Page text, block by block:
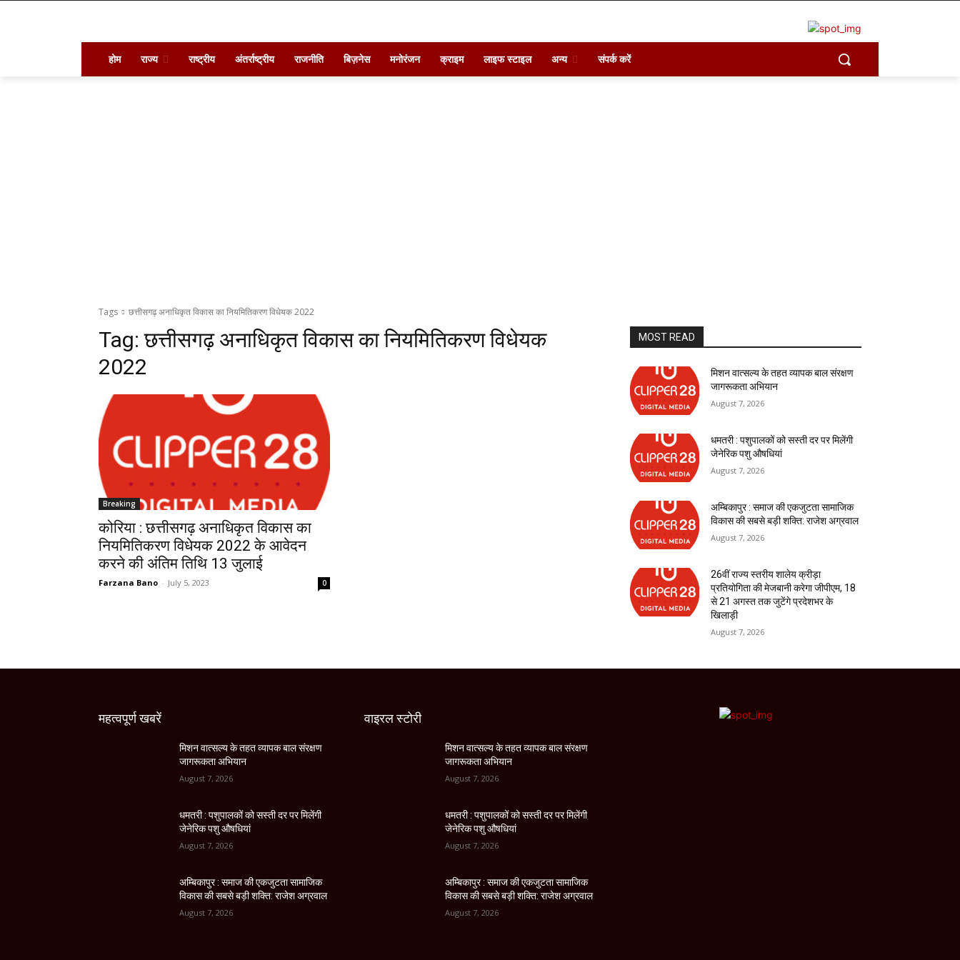
होम राज्य राष्ट्रीय अंतर्राष्ट्रीय राजनीति बिज़नेस मनोरंजन क्राइम लाइफ स्टाइल अन्य संपर्क करें
Tags छत्तीसगढ़ अनाधिकृत विकास का नियमितिकरण विधेयक 2022
Tag:छत्तीसगढ़ अनाधिकृत विकास का नियमितिकरण विधेयक
2022
Breaking
कोरिया : छत्तीसगढ़ अनाधिकृत विकास का
नियमितिकरण विधेयक 2022 के आवेदन
करने की अंतिम तिथि 13 जुलाई
Farzana Bano - July 5, 2023 0
MOST READ
मिशन वात्सल्य के तहत व्यापक बाल संरक्षण
जागरूकता अभियान
August 7, 2026
धमतरी : पशुपालकों को सस्ती दर पर मिलेंगी
जेनेरिक पशु औषधियां
August 7, 2026
अम्बिकापुर : समाज की एकजुटता सामाजिक
विकास की सबसे बड़ी शक्ति: राजेश अग्रवाल
August 7, 2026
26वीं राज्य स्तरीय शालेय क्रीड़ा
प्रतियोगिता की मेजबानी करेगा जीपीएम, 18
से 21 अगस्त तक जुटेंगे प्रदेशभर के
खिलाड़ी
August 7, 2026
महत्वपूर्ण खबरें
मिशन वात्सल्य के तहत व्यापक बाल संरक्षण
जागरूकता अभियान
August 7, 2026
धमतरी : पशुपालकों को सस्ती दर पर मिलेंगी
जेनेरिक पशु औषधियां
August 7, 2026
अम्बिकापुर : समाज की एकजुटता सामाजिक
विकास की सबसे बड़ी शक्ति: राजेश अग्रवाल
August 7, 2026
वाइरल स्टोरी
मिशन वात्सल्य के तहत व्यापक बाल संरक्षण
जागरूकता अभियान
August 7, 2026
धमतरी : पशुपालकों को सस्ती दर पर मिलेंगी
जेनेरिक पशु औषधियां
August 7, 2026
अम्बिकापुर : समाज की एकजुटता सामाजिक
विकास की सबसे बड़ी शक्ति: राजेश अग्रवाल
August 7, 2026